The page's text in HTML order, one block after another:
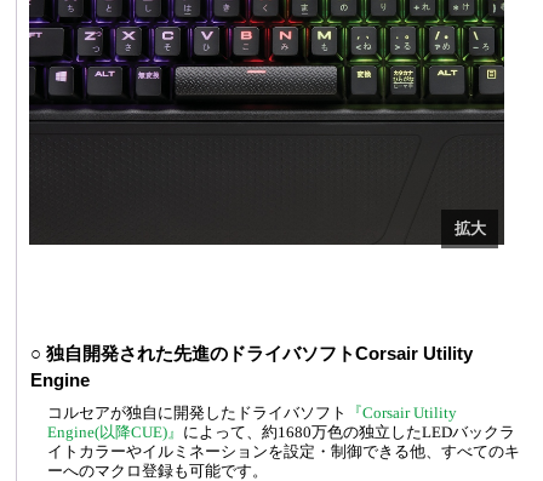
○ 独自開発された先進のドライバソフトCorsair Utility
Engine
コルセアが独自に開発したドライバソフト 『Corsair Utility
Engine(以降CUE)』 によって、約1680万色の独立したLEDバックラ
イトカラーやイルミネーションを設定・制御できる他、すべてのキ
ーへのマクロ登録も可能です。